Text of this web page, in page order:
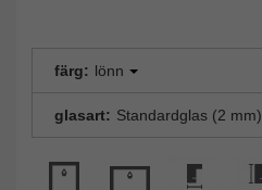
färg: lönn
glasart: Standardglas (2 mm)